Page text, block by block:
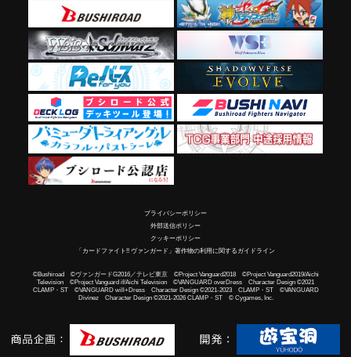
プライバシーポリシー
外部送信ポリシー
クッキーポリシー
「カードファイト!! ヴァンガード」著作物の利用に関するガイドライン
©Bushiroad ©ヴァンガードG2016／テレビ東京 ©Project Vanguard2018 ©Project Vanguard2019/Aichi
Television ©Project Vanguard if/Aichi Television ©VANGUARD overDress Character Design ©2021
CLAMP・ST ©VANGUARD will+Dress Character Design ©2021-2023 CLAMP・ST ©VANGUARD
Divinez Character Design ©2021-2026 CLAMP・ST © Cygames, Inc.